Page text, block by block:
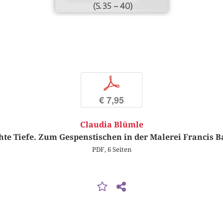
(S. 35 – 40)
p
€ 7,95
Claudia Blümle
Tiefe. Zum Gespenstischen in der Malerei Francis
PDF, 6 Seiten